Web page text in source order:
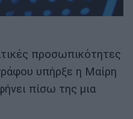
προσωπικότητες
υπήρξε η Μαίρη
πίσω της μια